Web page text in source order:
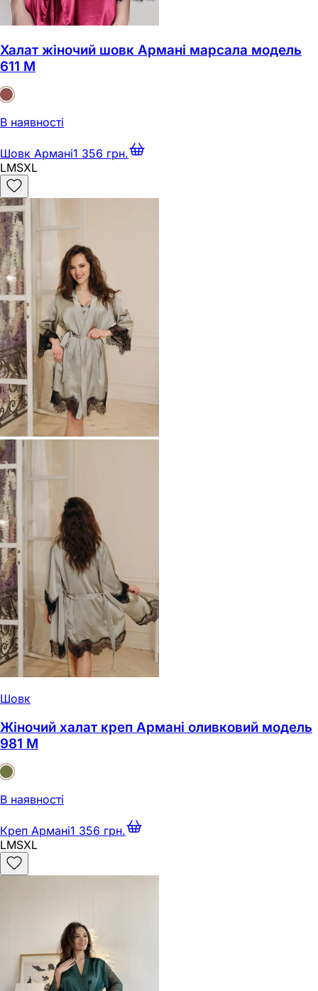
Халат жіночий шовк Армані марсала модель
611 M
В наявності
Шовк Армані1 356 грн.
LMSXL
Шовк
Жіночий халат креп Армані оливковий модель
981 M
В наявності
Креп Армані1 356 грн.
LMSXL